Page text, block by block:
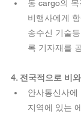
동 cargo의
비행사에게
송수신 기술
록 기자재를
4. 전국적으로 비
안사통신사에
지역에 있는